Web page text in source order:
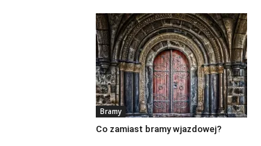
Bramy
Co zamiast bramy wjazdowej?